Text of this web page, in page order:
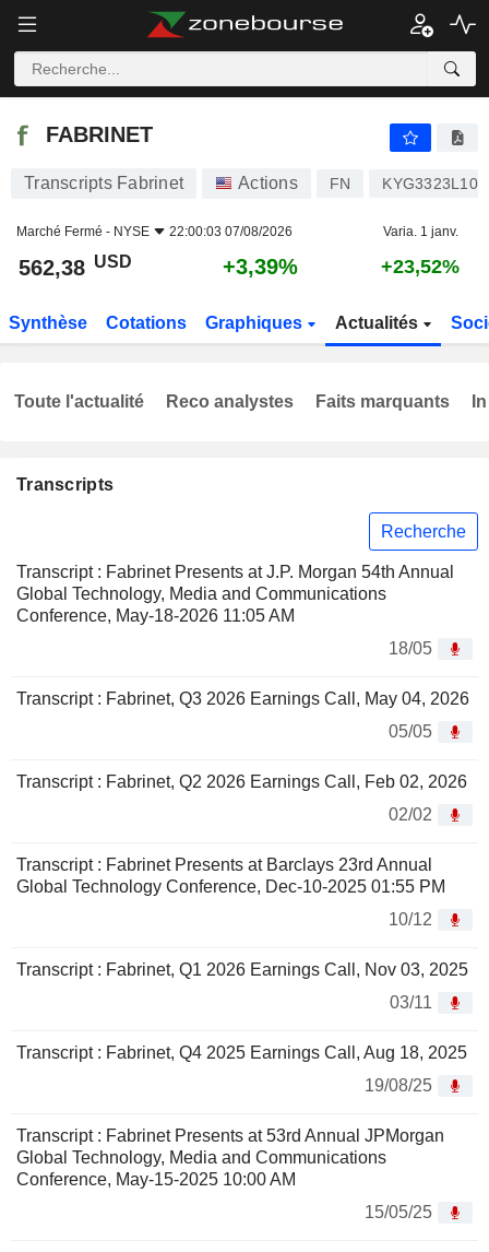
FABRINET
FABRINET
Transcripts Fabrinet Actions FN
Marché Fermé - NYSE 22:00:03 07/08/2026 Varia. 1 janv.
562,38 USD +3,39% +23,52%
Synthèse Cotations Graphiques Actualités
Transcripts
Recherche
Transcript : Fabrinet Presents at J.P. Morgan 54th Annual
Global Technology, Media and Communications
Conference, May-18-2026 11:05 AM
18/05
Transcript : Fabrinet, Q3 2026 Earnings Call, May 04, 2026
05/05
Transcript : Fabrinet, Q2 2026 Earnings Call, Feb 02, 2026
02/02
Transcript : Fabrinet Presents at Barclays 23rd Annual
Global Technology Conference, Dec-10-2025 01:55 PM
10/12
Transcript : Fabrinet, Q1 2026 Earnings Call, Nov 03, 2025
03/11
Transcript : Fabrinet, Q4 2025 Earnings Call, Aug 18, 2025
19/08/25
Transcript : Fabrinet Presents at 53rd Annual JPMorgan
Global Technology, Media and Communications
Conference, May-15-2025 10:00 AM
15/05/25
Toute l'actualité Reco analystes Faits marquants